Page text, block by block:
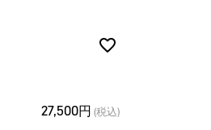
27,500円 (税込)